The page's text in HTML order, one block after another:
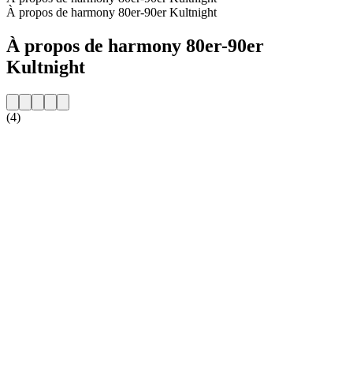
À propos de harmony 80er-90er Kultnight
À propos de harmony 80er-90er
Kultnight
(4)